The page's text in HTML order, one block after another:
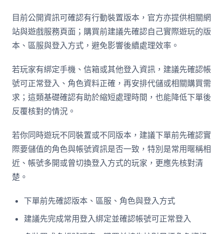
目前公開資訊可確認有行動裝置版本，官方亦提供相關網
站與遊戲服務頁面；購買前建議先確認自己實際遊玩的版
本、區服與登入方式，避免影響後續處理效率。
若玩家有綁定手機、信箱或其他登入資訊，建議先確認帳
號可正常登入、角色資料正確，再安排代儲或相關購買需
求；這類基礎確認有助於縮短處理時間，也能降低下單後
反覆核對的情況。
若你同時遊玩不同裝置或不同版本，建議下單前先確認實
際要儲值的角色與帳號資訊是否一致，特別是常用暱稱相
近、帳號多開或曾切換登入方式的玩家，更應先核對清
楚。
下單前先確認版本、區服、角色與登入方式
建議先完成常用登入綁定並確認帳號可正常登入